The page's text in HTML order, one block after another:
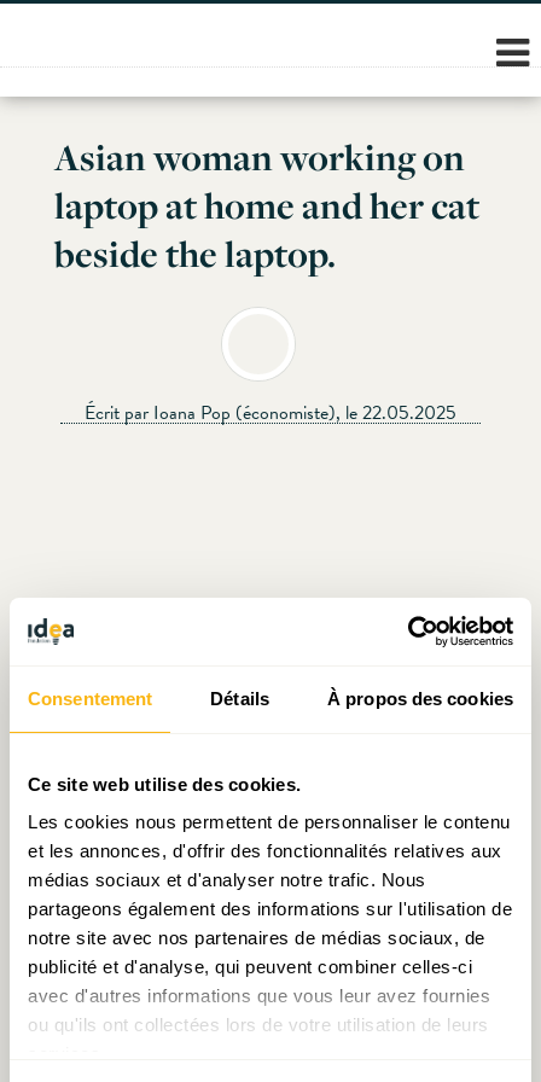
Consentement Détails À propos des cookies
Ce site web utilise des cookies.
Les cookies nous permettent de personnaliser le contenu
et les annonces, d'offrir des fonctionnalités relatives aux
médias sociaux et d'analyser notre trafic. Nous
partageons également des informations sur l'utilisation de
notre site avec nos partenaires de médias sociaux, de
publicité et d'analyse, qui peuvent combiner celles-ci
avec d'autres informations que vous leur avez fournies
ou qu'ils ont collectées lors de votre utilisation de leurs
Skip
content
Asian woman working on
laptop at home and her cat
beside the laptop.
Écrit par Ioana Pop (économiste), le 22.05.2025
Écrit par Ioana Pop (économiste)
le 22.05.2025
Prendre contact avec Ioana Pop (économiste)
Partager: